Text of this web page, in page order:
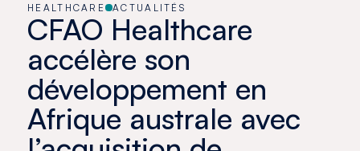
HEALTHCARE ACTUALITÉS
CFAO Healthcare
accélère son
développement en
Afrique australe avec